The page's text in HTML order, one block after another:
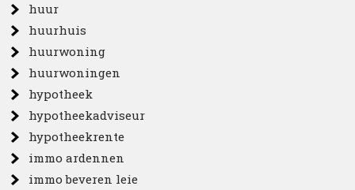
huur
huurhuis
huurwoning
huurwoningen
hypotheek
hypotheekadviseur
hypotheekrente
immo ardennen
immo beveren leie